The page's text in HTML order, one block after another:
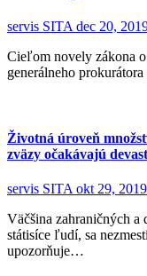
servis SITA dec 20,
Cieľom novely zákona o prokuratúre je, aby sa o funkciu
generálneho
Životná úroveň
zväzy očakávajú
servis SITA okt 29, 2019
Väčšina zahraničných a domácich firiem, ktoré zamestnávajú
státisíce ľudí, sa
upozorňuje…